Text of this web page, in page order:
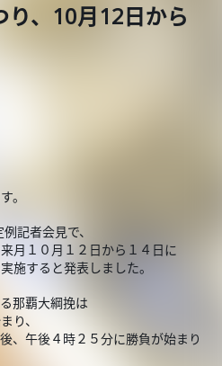
り、10月12日から
。
記者会見で、
月１０月１２日から１４日に
施すると発表しました。
那覇大綱挽は
り、
、午後４時２５分に勝負が始まり